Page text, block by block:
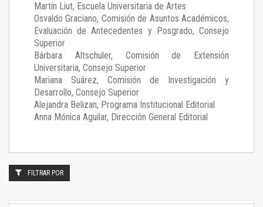
Martín Liut, Escuela Universitaria de Artes
Osvaldo Graciano, Comisión de Asuntos Académicos,
Evaluación de Antecedentes y Posgrado, Consejo
Superior
Bárbara Altschuler, Comisión de Extensión
Universitaria, Consejo Superior
Mariana Suárez, Comisión de Investigación y
Desarrollo, Consejo Superior
Alejandra Belizan, Programa Institucional Editorial
Anna Mónica Aguilar, Dirección General Editorial
FILTRAR POR